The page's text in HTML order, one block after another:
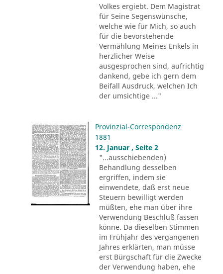
Volkes ergiebt. Dem Magistrat
für Seine Segenswünsche,
welche wie für Mich, so auch
für die bevorstehende
Vermählung Meines Enkels in
herzlicher Weise
ausgesprochen sind, aufrichtig
dankend, gebe ich gern dem
Beifall Ausdruck, welchen Ich
der umsichtige ..."
Provinzial-Correspondenz
1881
12. Januar , Seite 2
"...ausschiebenden)
Behandlung desselben
ergriffen, indem sie
einwendete, daß erst neue
Steuern bewilligt werden
müßten, ehe man über ihre
Verwendung Beschluß fassen
könne. Da dieselben Stimmen
im Frühjahr des vergangenen
Jahres erklärten, man müsse
erst Bürgschaft für die Zwecke
der Verwendung haben, ehe